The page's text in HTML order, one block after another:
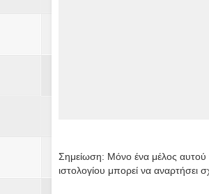
Σημείωση: Μόνο ένα μέλος αυτού
ιστολογίου μπορεί να αναρτήσει